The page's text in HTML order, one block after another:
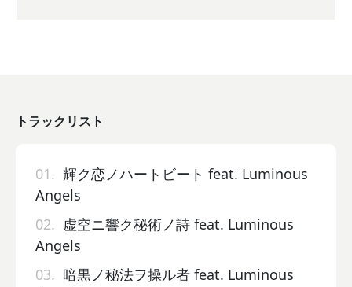
トラックリスト
01. 輝ク恋ノハートビート feat. Luminous
Angels
02. 虚空ニ響ク秘術ノ詩 feat. Luminous
Angels
03. 暗黒ノ秘法ヲ操ル者 feat. Luminous